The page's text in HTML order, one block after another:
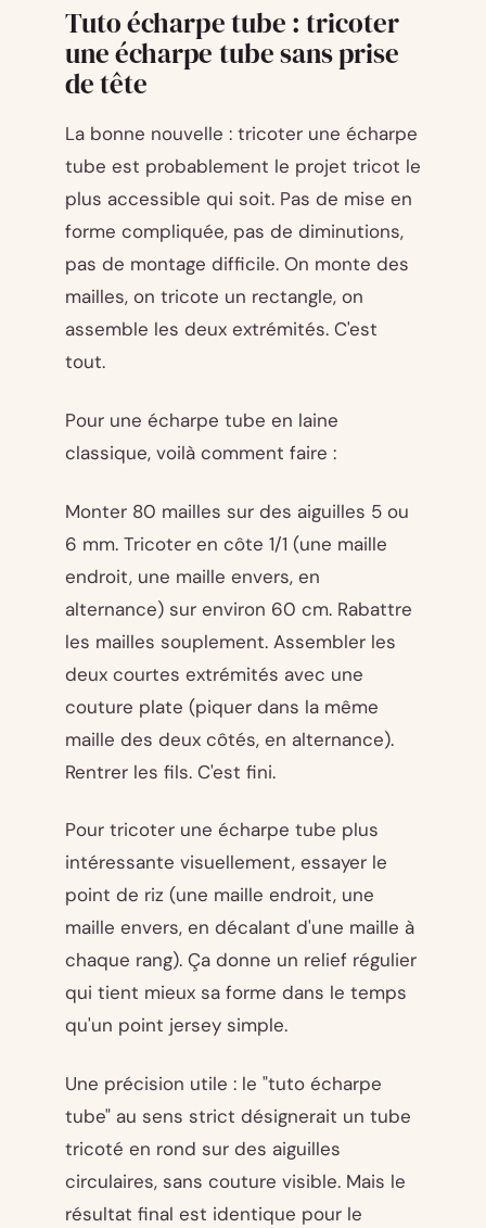
Tuto écharpe tube : tricoter
une écharpe tube sans prise
de tête
La bonne nouvelle : tricoter une écharpe
tube est probablement le projet tricot le
plus accessible qui soit. Pas de mise en
forme compliquée, pas de diminutions,
pas de montage difficile. On monte des
mailles, on tricote un rectangle, on
assemble les deux extrémités. C'est
tout.
Pour une écharpe tube en laine
classique, voilà comment faire :
Monter 80 mailles sur des aiguilles 5 ou
6 mm. Tricoter en côte 1/1 (une maille
endroit, une maille envers, en
alternance) sur environ 60 cm. Rabattre
les mailles souplement. Assembler les
deux courtes extrémités avec une
couture plate (piquer dans la même
maille des deux côtés, en alternance).
Rentrer les fils. C'est fini.
Pour tricoter une écharpe tube plus
intéressante visuellement, essayer le
point de riz (une maille endroit, une
maille envers, en décalant d'une maille à
chaque rang). Ça donne un relief régulier
qui tient mieux sa forme dans le temps
qu'un point jersey simple.
Une précision utile : le "tuto écharpe
tube" au sens strict désignerait un tube
tricoté en rond sur des aiguilles
circulaires, sans couture visible. Mais le
résultat final est identique pour le